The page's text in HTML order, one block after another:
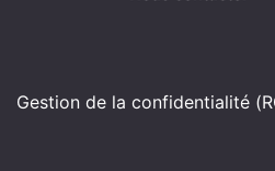
Gestion de la confidentialité